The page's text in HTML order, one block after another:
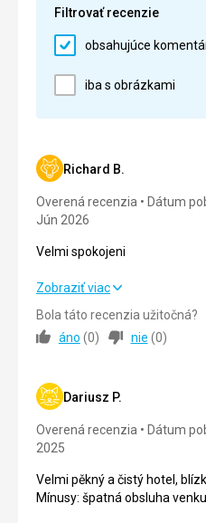
Cena
Pláž
Džusy v lednici jen při
to trochu slabé
Ubytovanie
OK
Táto recenzia bola
Filtrovať recenzie
obsahujúce
iba s obrázkami
Richard B.
Overená recenzia Dátum
Jún 2026
Velmi spokojeni
Velmi spokojeni
Strava
Okolie
Služby
Zobraziť viac
Bola táto recenzia užitočná?
áno (0) nie (0)
Dariusz P.
Overená recenzia Dátum
2025
Velmi pěkný a čistý hotel,
Mínusy: špatná obsluha